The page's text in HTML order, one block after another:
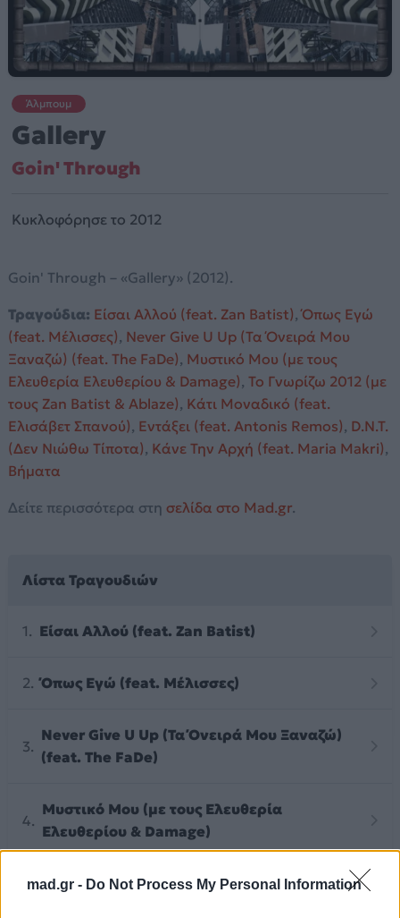
mad.gr - Do Not Process My Personal Information
Άλμπουμ
Gallery
Goin' Through
Κυκλοφόρησε το 2012
Goin' Through – «Gallery» (2012).
Τραγούδια: Είσαι Αλλού (feat. Zan Batist),Όπως Εγώ
(feat. Μέλισσες), Never Give U Up (Τα Όνειρά Μου
Ξαναζώ) (feat. The FaDe), Μυστικό Μου (με τους
Ελευθερία Ελευθερίου & Damage), Το Γνωρίζω 2012 (με
τους Zan Batist & Ablaze), Κάτι Μοναδικό (feat.
Ελισάβετ Σπανού), Εντάξει (feat. Antonis Remos), D.N.T.
(Δεν Νιώθω Τίποτα), Κάνε Την Αρχή (feat. Maria Makri),
Βήματα
Δείτε περισσότερα στη σελίδα στο Mad.gr.
Λίστα Τραγουδιών
Είσαι Αλλού (feat. Zan Batist)
Όπως Εγώ (feat. Μέλισσες)
Never Give U Up (Τα Όνειρά Μου Ξαναζώ)
(feat. The FaDe)
Μυστικό Μου (με τους Ελευθερία
Ελευθερίου & Damage)
Το Γνωρίζω 2012 (με τους Zan Batist &